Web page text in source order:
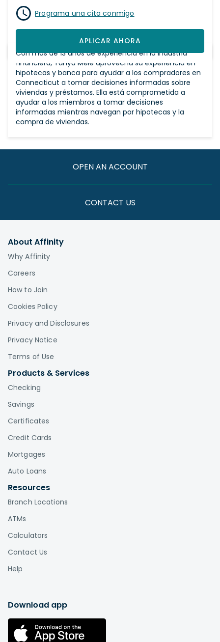
APLICAR AHORA
Programa una cita conmigo
Con más de 13 años de experiencia en la industria
financiera, Tanya Mele aprovecha su experiencia en
hipotecas y banca para ayudar a los compradores en
Connecticut a tomar decisiones informadas sobre
viviendas y préstamos. Ella está comprometida a
ayudar a los miembros a tomar decisiones
informadas mientras navegan por hipotecas y la
compra de viviendas.
OPEN AN ACCOUNT
CONTACT US
About Affinity
Why Affinity
Careers
How to Join
Cookies Policy
Privacy and Disclosures
Privacy Notice
Terms of Use
Products & Services
Checking
Savings
Certificates
Credit Cards
Mortgages
Auto Loans
Resources
Branch Locations
ATMs
Calculators
Contact Us
Help
Download app